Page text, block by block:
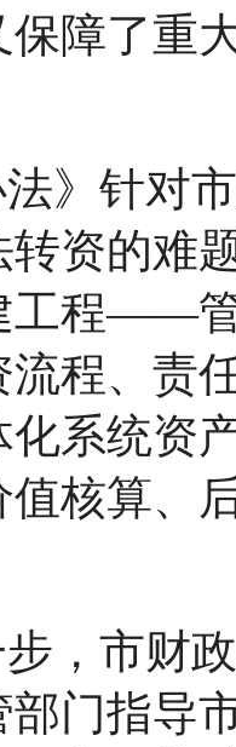
保障了重
法》针对
转资的难
工程——管
流程、责
化系统资
值核算、
，市财
部门指导